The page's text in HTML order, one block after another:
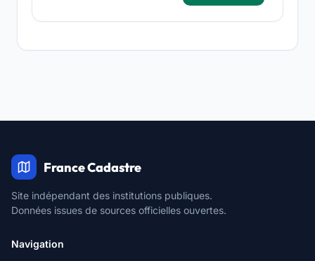
France Cadastre
Site indépendant des institutions publiques.
Données issues de sources officielles ouvertes.
Navigation